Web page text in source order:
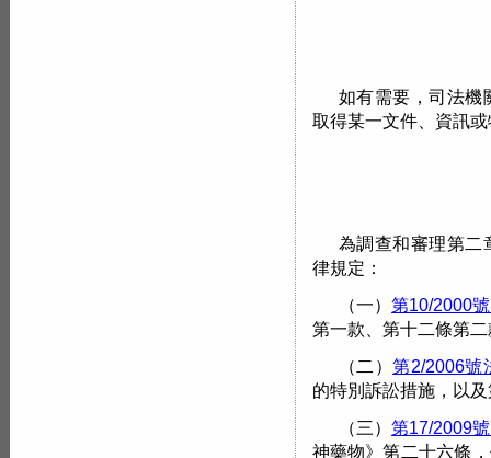
如有需要，司法機
取得某一文件、資訊
為調查和審理第二
律規定：
（一）第10/2000
第一款、第十二條第
（二）第2/2006號
的特別訴訟措施，以
（三）第17/2009
神藥物》第二十六條